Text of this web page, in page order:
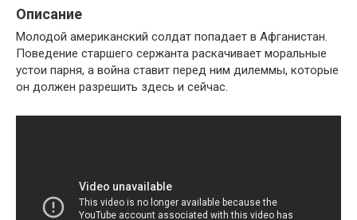
Описание
Молодой американский солдат попадает в Афганистан.
Поведение старшего сержанта раскачивает моральные
устои парня, а война ставит перед ним дилеммы, которые
он должен разрешить здесь и сейчас.